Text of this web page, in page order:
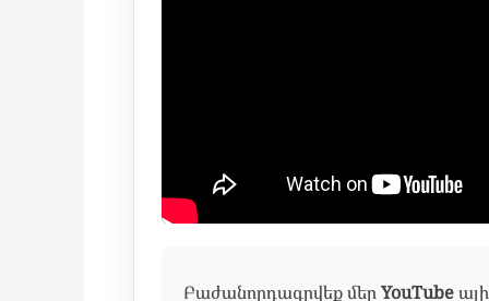
Բաժանորդագրվեք մերYouTube